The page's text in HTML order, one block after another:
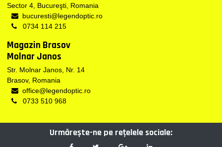
Sector 4, Bucureşti, Romania
bucuresti@legendoptic.ro
0734 114 215
Magazin Brasov
Molnar Janos
Str. Molnar Janos, Nr. 14
Brasov, Romania
office@legendoptic.ro
0733 510 968
Urmărește-ne pe reţelele sociale: